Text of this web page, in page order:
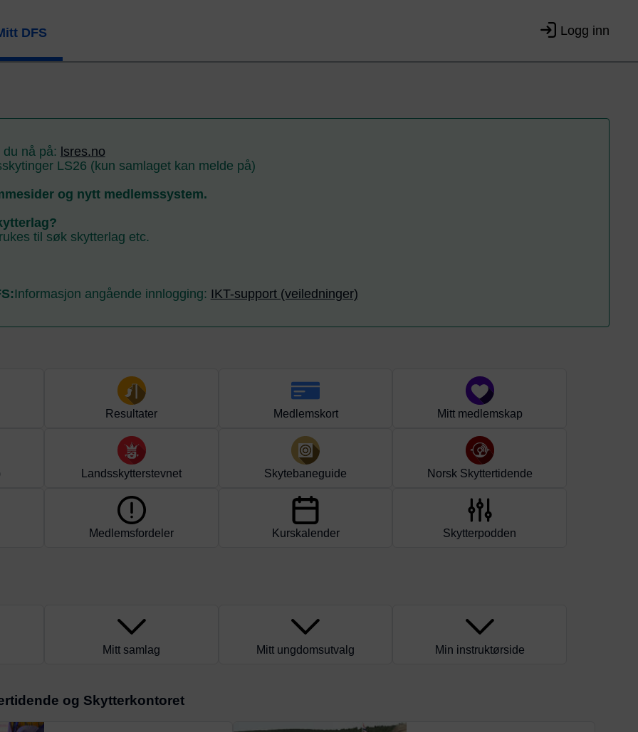
DFS Logg inn
nå på: lsres.no
LS26 (kun samlaget kan melde på)
og nytt medlemssystem.
til søk skytterlag etc.
Informasjon angående innlogging: IKT-support (veiledninger)
Resultater Medlemskort Mitt medlemskap
Landsskytterstevnet Skytebaneguide Norsk Skyttertidende
Medlemsfordeler Kurskalender Skytterpodden
Mitt samlag Mitt ungdomsutvalg Min instruktørside
og Skytterkontoret